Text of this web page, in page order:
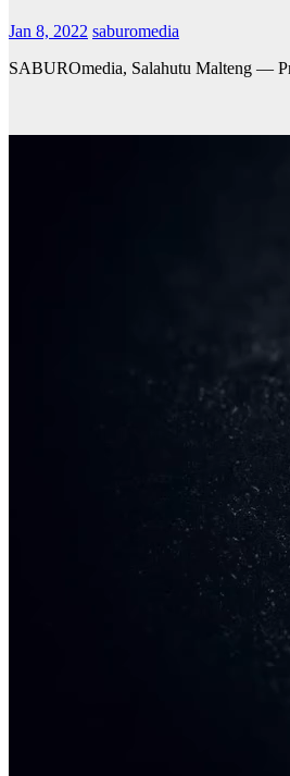
Jan 8, 2022 saburomedia
SABUROmedia, Salahutu Malteng —